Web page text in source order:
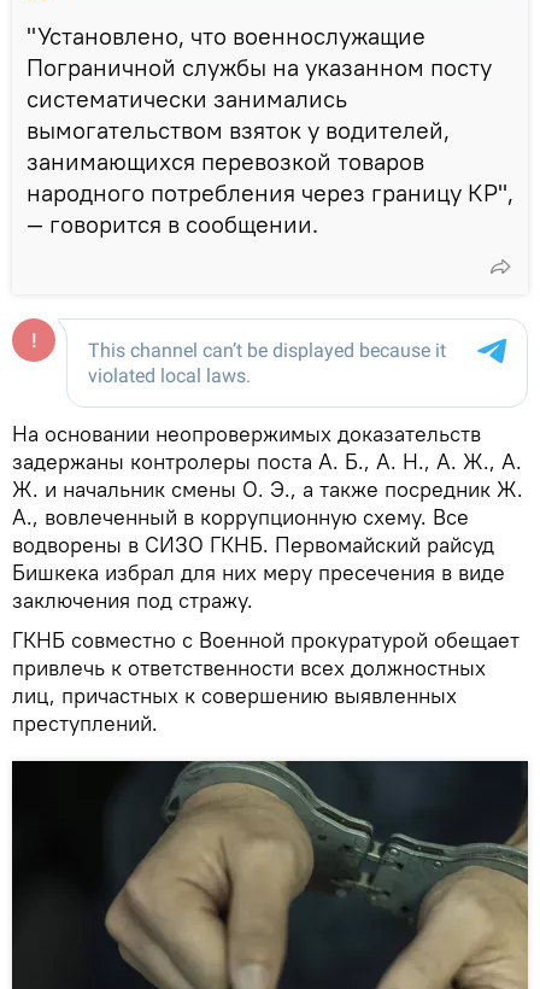
"Установлено, что военнослужащие
Пограничной службы на указанном посту
систематически занимались
вымогательством взяток у водителей,
занимающихся перевозкой товаров
народного потребления через границу КР",
— говорится в сообщении.
На основании неопровержимых доказательств
задержаны контролеры поста А. Б., А. Н., А. Ж., А.
Ж. и начальник смены О. Э., а также посредник Ж.
А., вовлеченный в коррупционную схему. Все
водворены в СИЗО ГКНБ. Первомайский райсуд
Бишкека избрал для них меру пресечения в виде
заключения под стражу.
ГКНБ совместно с Военной прокуратурой обещает
привлечь к ответственности всех должностных
лиц, причастных к совершению выявленных
преступлений.